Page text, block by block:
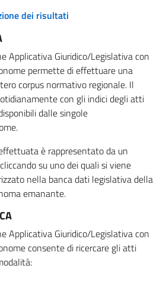
dei risultati
Applicativa Giuridico/Legislativa con
permette di effettuare una
corpus normativo regionale. Il
con gli indici degli atti
dalle singole
è rappresentato da un
su uno dei quali si viene
nella banca dati legislativa della
emanante.
Applicativa Giuridico/Legislativa con
consente di ricercare gli atti